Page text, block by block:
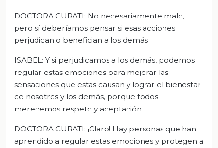
DOCTORA CURATI: No necesariamente malo,
pero sí deberíamos pensar si esas acciones
perjudican o benefician a los demás
ISABEL: Y si perjudicamos a los demás, podemos
regular estas emociones para mejorar las
sensaciones que estas causan y lograr el bienestar
de nosotros y los demás, porque todos
merecemos respeto y aceptación.
DOCTORA CURATI: ¡Claro! Hay personas que han
aprendido a regular estas emociones y protegen a